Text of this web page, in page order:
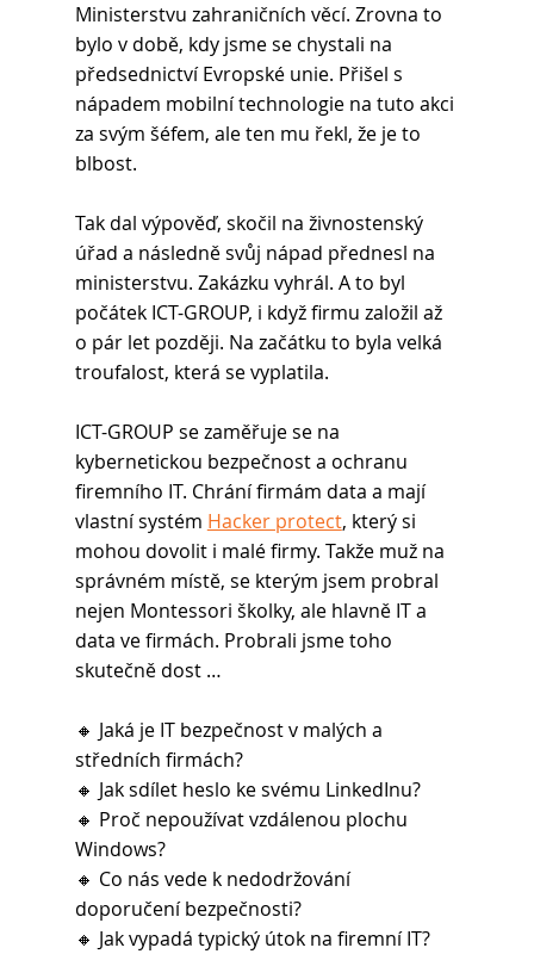
Ministerstvu zahraničních věcí. Zrovna to
bylo v době, kdy jsme se chystali na
předsednictví Evropské unie. Přišel s
nápadem mobilní technologie na tuto akci
za svým šéfem, ale ten mu řekl, že je to
blbost.
Tak dal výpověď, skočil na živnostenský
úřad a následně svůj nápad přednesl na
ministerstvu. Zakázku vyhrál. A to byl
počátek ICT-GROUP, i když firmu založil až
o pár let později. Na začátku to byla velká
troufalost, která se vyplatila.
ICT-GROUP se zaměřuje se na
kybernetickou bezpečnost a ochranu
firemního IT. Chrání firmám data a mají
vlastní systém Hacker protect, který si
mohou dovolit i malé firmy. Takže muž na
správném místě, se kterým jsem probral
nejen Montessori školky, ale hlavně IT a
data ve firmách. Probrali jsme toho
skutečně dost …
🔸 Jaká je IT bezpečnost v malých a
středních firmách?
🔸 Jak sdílet heslo ke svému LinkedInu?
🔸 Proč nepoužívat vzdálenou plochu
Windows?
🔸 Co nás vede k nedodržování
doporučení bezpečnosti?
🔸 Jak vypadá typický útok na firemní IT?